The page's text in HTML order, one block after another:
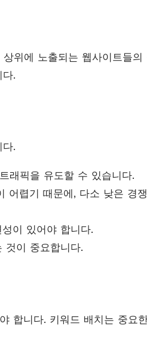
위에 노출되는 웹사이트들
.
.
래픽을 유도할 수 있습니다.
어렵기 때문에, 다소 낮은 경
이 있어야 합니다.
것이 중요합니다.
합니다. 키워드 배치는 중요